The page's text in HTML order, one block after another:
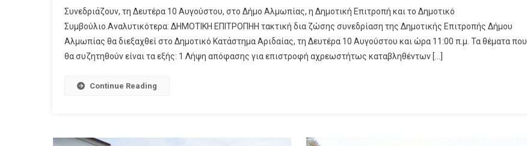
ΔΗΜΟΣ
ΑΛΜΩΠΙΑΣ:
ΣΥΝΕΔΡΙΑΖΟΥΝ
ΤΗ
ΤΟ
Συνεδριάζουν, τη Δευτέρα 10 Αυγούστου, στο Δήμο Αλμωπίας, η Δημοτική Επιτροπή και το Δημοτικό
Συμβούλιο.Αναλυτικότερα: ΔΗΜΟΤΙΚΗ ΕΠΙΤΡΟΠΗΗ τακτική δια ζώσης συνεδρίαση της Δημοτικής Επιτροπής Δήμου
Αλμωπίας θα διεξαχθεί στο Δημοτικό Κατάστημα Αριδαίας, τη Δευτέρα 10 Αυγούστου και ώρα 11:00 π.μ. Τα θέματα που
θα συζητηθούν είναι τα εξής: 1 Λήψη απόφασης για επιστροφή αχρεωστήτως καταβληθέντων […]
Continue Reading